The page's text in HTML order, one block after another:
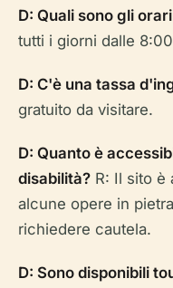
D: Quali sono gli
tutti i giorni dalle
D: C'è una tassa
gratuito da visitare.
D: Quanto è
disabilità? R: Il sito è
alcune opere in
richiedere cautela.
D: Sono disponibili